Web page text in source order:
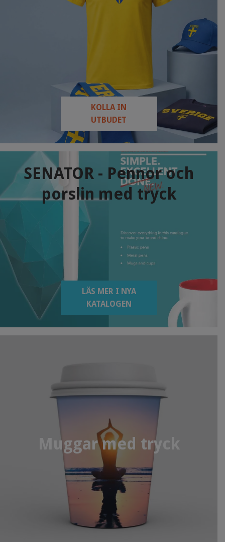
KOLLA IN
UTBUDET
SENATOR - Pennor och
porslin med tryck
LÄS MER I NYA
KATALOGEN
Muggar med tryck